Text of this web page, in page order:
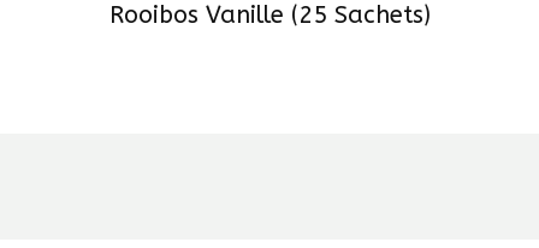
Rooibos Vanille (25 Sachets)